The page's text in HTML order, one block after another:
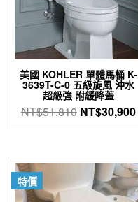
美國 KOHLER 單體馬桶 K-
3639T-C-0 五級旋風 沖水
超級強 附緩降蓋
NT$51,810 原
始
格：
NT$51,810
NT$30,900目
特價